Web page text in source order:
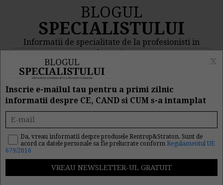
BLOGUL
SPECIALISTULUI
Informatii de specialitate de la profesionisti in
domeniu
MENIU
Sanctiuni aplicabile in
cazul angajatilor ce
savarsesc abateri
disciplinare
Inscrie e-mailul tau pentru a primi zilnic
informatii despre CE, CAND si CUM s-a intamplat
Da, vreau informatii despre produsele Rentrop&Straton. Sunt de
acord ca datele personale sa fie prelucrate conform Regulamentul UE
679/2016